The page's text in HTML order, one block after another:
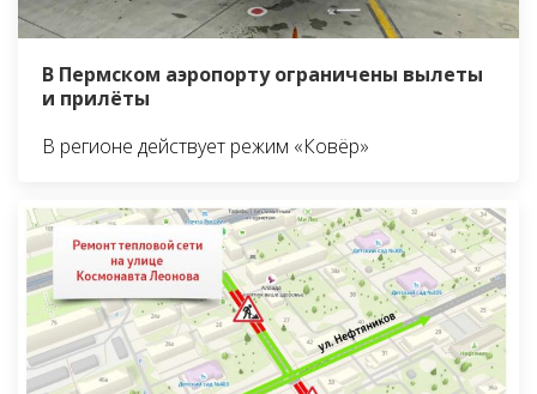
В Пермском аэропорту ограничены вылеты
и прилёты
В регионе действует режим «Ковёр»